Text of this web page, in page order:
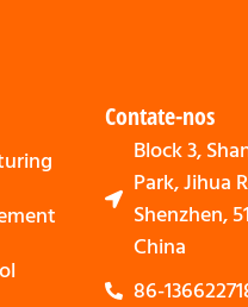
Contate-nos
Block 3,
Park, Jihua
Shenzhen,
China
86-